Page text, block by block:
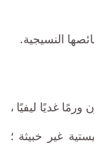
النسيجية.
غديًا ليفيًا ،
غير خبيثة ؛